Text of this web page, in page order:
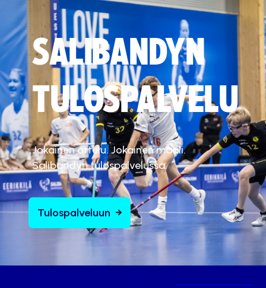
SALIBANDYN
TULOSPALVELU
Jokainen ottelu. Jokainen maali.
Salibandyn tulospalvelussa.
Tulospalveluun